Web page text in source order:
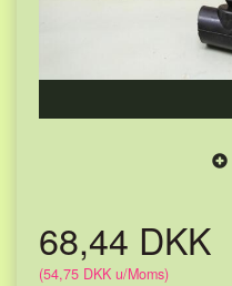
68,44 DKK
(54,75 DKK u/Moms)